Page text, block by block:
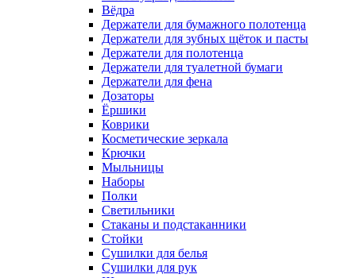
Вёдра
Держатели для бумажного полотенца
Держатели для зубных щёток и пасты
Держатели для полотенца
Держатели для туалетной бумаги
Держатели для фена
Дозаторы
Ёршики
Коврики
Косметические зеркала
Крючки
Мыльницы
Наборы
Полки
Светильники
Стаканы и подстаканники
Стойки
Сушилки для белья
Сушилки для рук